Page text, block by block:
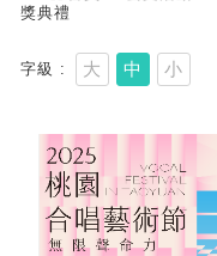
獎典禮
字級 大 中 小